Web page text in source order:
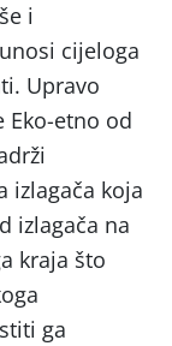
i
cijeloga
Upravo
Eko-etno od
izlagača koja
izlagača na
kraja što
ga